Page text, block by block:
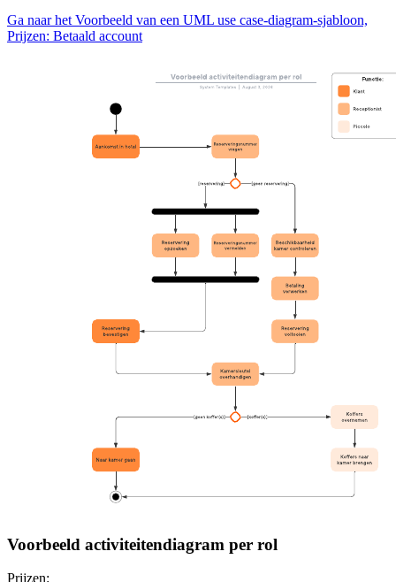
Ga naar het Voorbeeld van een UML use case-diagram-sjabloon,
Prijzen: Betaald account
Voorbeeld activiteitendiagram per rol
Prijzen: